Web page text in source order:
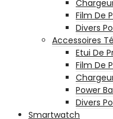
Film De
Divers
Accessoires
Etui De
Film De
Power
Divers
Smartwatch